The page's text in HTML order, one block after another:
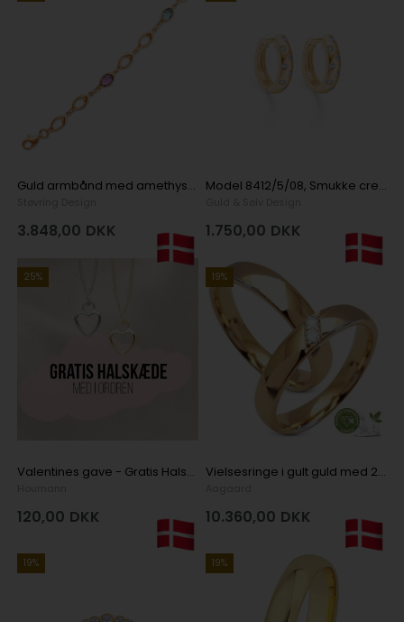
Guld armbånd med amethyst og blå topas, 19 cm
3.848,00 DKK
Model 8412/5/08, Smukke creol øreringe i 8 karat guld med glitrende zirkonia fra Guld & Sølv Design Ø. 11,5 mmi 8 karat guld
1.750,00 DKK
25%
Valentines gave - Gratis Halskæde ved køb af Christina
120,00 DKK
19%
Vielsesringe i gult guld med 2 x 0,03 ct diamanter, i alt 0,06 ct i 9 karat
10.360,00 DKK
19% 19%